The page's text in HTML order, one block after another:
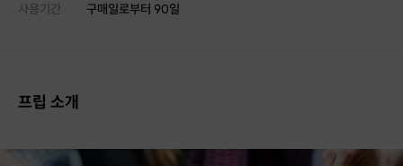
사용기간 구매일로부터 90일
프립 소개